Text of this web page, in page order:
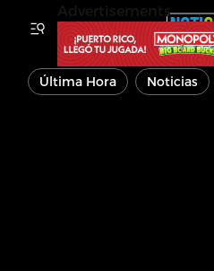
Última Hora Noticias
Advertisements